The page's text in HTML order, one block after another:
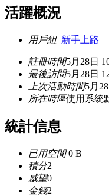
活躍概況
用戶組 新手上路
註冊時間5月28日
最後訪問5月28日
上次活動時間5月
所在時區使用系統
統計信息
已用空間0 B
積分2
威望0
金錢2